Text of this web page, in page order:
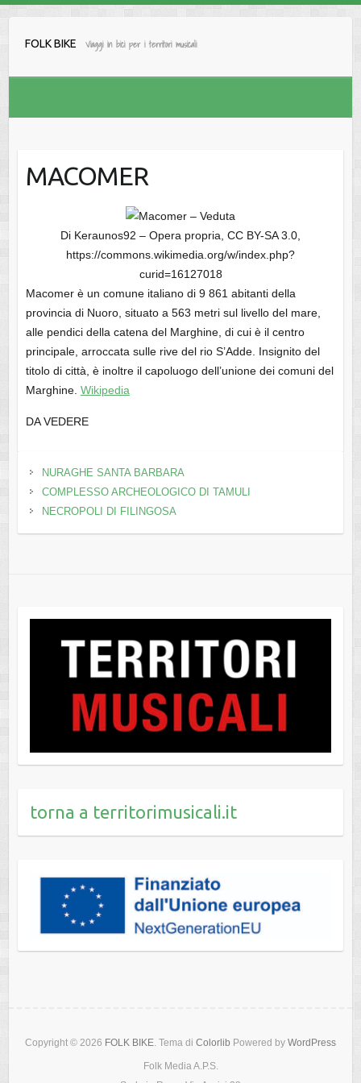
FOLK BIKE Viaggi in bici per i territori musicali
MACOMER
Di Keraunos92 – Opera propria, CC BY-SA 3.0,
https://commons.wikimedia.org/w/index.php?
curid=16127018
Macomer è un comune italiano di 9 861 abitanti della
provincia di Nuoro, situato a 563 metri sul livello del mare,
alle pendici della catena del Marghine, di cui è il centro
principale, arroccata sulle rive del rio S’Adde. Insignito del
titolo di città, è inoltre il capoluogo dell’unione dei comuni del
Marghine. Wikipedia
DA VEDERE
NURAGHE SANTA BARBARA
COMPLESSO ARCHEOLOGICO DI TAMULI
NECROPOLI DI FILINGOSA
torna a territorimusicali.it
Copyright © 2026 FOLK BIKE. Tema di Colorlib Powered by WordPress
Folk Media A.P.S.